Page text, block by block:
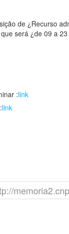
de ¿Recurso
será ¿de 09 a
:link
link